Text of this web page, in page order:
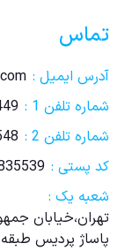
تماس
آدرس ایمیل :
شماره تلفن 1 :
شماره تلفن 2 :
کد پستی :
شعبه یک :
تهران،خیابان
پاساژ پردیس